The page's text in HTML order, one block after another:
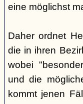
eine möglichst
Daher ordnet
die in ihren
wobei
und die
kommt jenen